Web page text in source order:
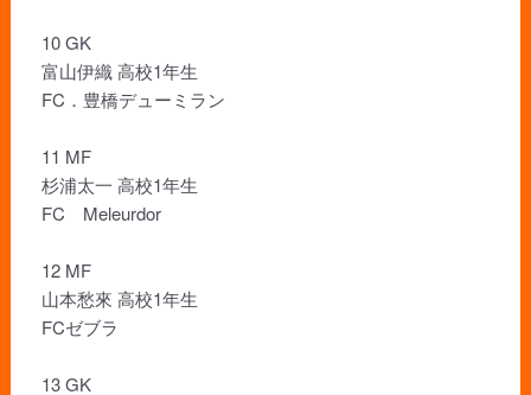
10 GK
富山伊織 高校1年生
FC．豊橋デューミラン
11 MF
杉浦太一 高校1年生
FC Meleurdor
12 MF
山本愁來 高校1年生
FCゼブラ
13 GK